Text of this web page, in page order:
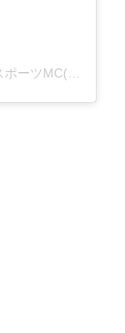
今井優杏@自動車ジャーナリスト/モータースポーツMC(@yu_kiimai)がシェアした投稿